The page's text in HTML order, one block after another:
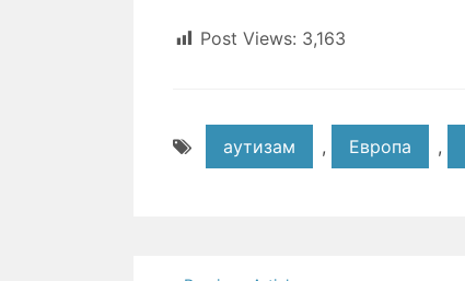
Post Views: 3,163
аутизам , Европа ,